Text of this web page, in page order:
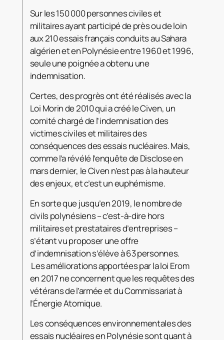
Sur les 150 000 personnes civiles et
militaires ayant participé de près ou de loin
aux 210 essais français conduits au Sahara
algérien et en Polynésie entre 1960 et 1996,
seule une poignée a obtenu une
indemnisation.
Certes, des progrès ont été réalisés avec la
Loi Morin de 2010 qui a créé le Civen, un
comité chargé de l’indemnisation des
victimes civiles et militaires des
conséquences des essais nucléaires. Mais,
comme l’a révélé l’enquête de Disclose en
mars dernier, le Civen n’est pas à la hauteur
des enjeux, et c’est un euphémisme.
En sorte que jusqu’en 2019, le nombre de
civils polynésiens – c’est-à-dire hors
militaires et prestataires d’entreprises –
s’étant vu proposer une offre
d’indemnisation s’élève à 63 personnes.
Les améliorations apportées par la loi Erom
en 2017 ne concernent que les requêtes des
vétérans de l’armée et du Commissariat à
l’Énergie Atomique.
Les conséquences environnementales des
essais nucléaires en Polynésie sont quant à